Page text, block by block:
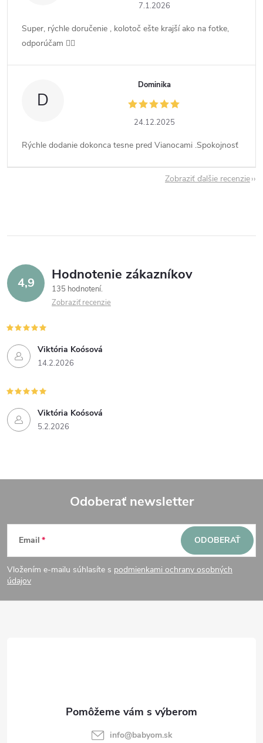
7.1.2026
Super, rýchle doručenie , kolotoč ešte krajší ako na fotke,
odporúčam 👍🏻
D
Dominika
24.12.2025
Rýchle dodanie dokonca tesne pred Vianocami .Spokojnosť
Zobraziť ďalšie recenzie
4,9 Hodnotenie zákazníkov
135 hodnotení
Zobraziť recenzie
Viktória Koósová
14.2.2026
Viktória Koósová
5.2.2026
Z
á
p
Odoberať newsletter
Email
Vložením e-mailu súhlasíte s podmienkami ochrany osobných
údajov
ODOBERAŤ
info@babyom.sk